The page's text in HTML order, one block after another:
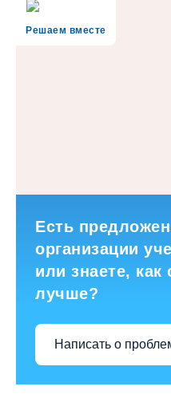
Решаем вместе
Есть
организации
или знаете,
лучше?
Написать о